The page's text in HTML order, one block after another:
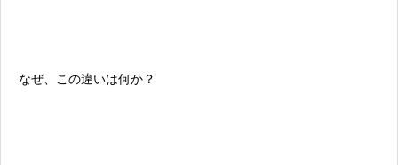
なぜ、この違いは何か？